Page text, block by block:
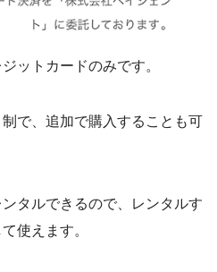
ットカードのみです。
で、追加で購入することも可
タルできるので、レンタルす
使えます。